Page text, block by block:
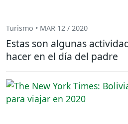
Turismo • MAR 12 / 2020
Estas son algunas
hacer en el día del padre